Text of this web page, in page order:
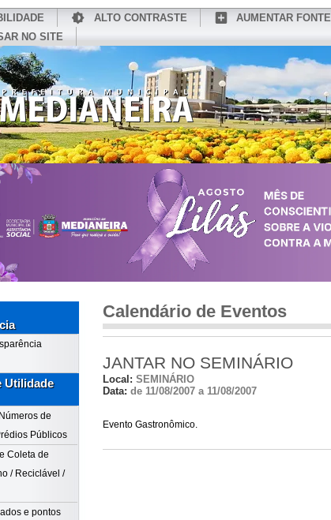
ALTO CONTRASTE AUMENTAR FONTE
NO SITE
CONHEÇA MEDIANEIRA
Utilidade
de
Públicos
Coleta de
/ Reciclável /
e pontos
Calendário de Eventos
JANTAR NO SEMINÁRIO
Local: SEMINÁRIO
Data: de 11/08/2007 a 11/08/2007
Evento Gastronômico.